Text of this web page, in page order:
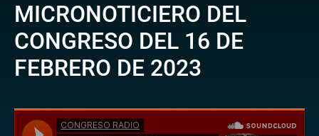
MICRONOTICIERO DEL
CONGRESO DEL 16 DE
FEBRERO DE 2023